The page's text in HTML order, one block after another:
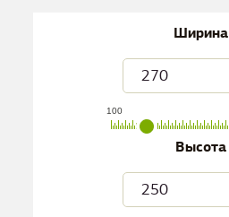
Ширина
100
Высота